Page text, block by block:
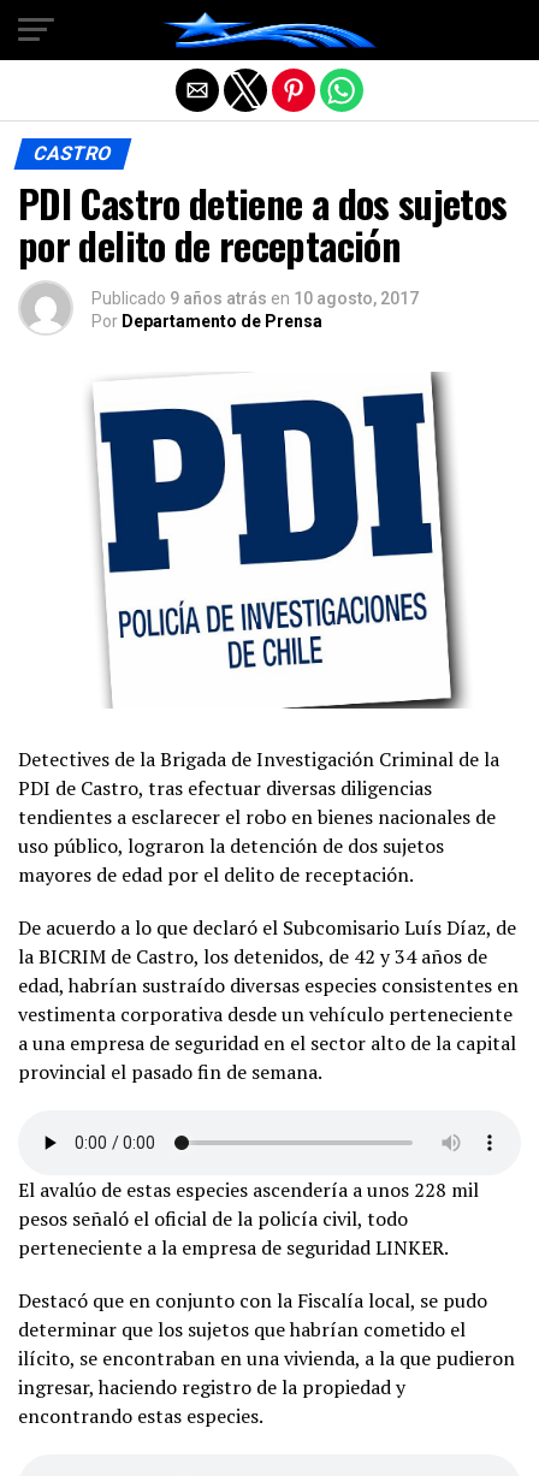
CASTRO
PDI Castro detiene a dos sujetos
por delito de receptación
Publicado 9 años atrás en 10 agosto, 2017
Por Departamento de Prensa
Detectives de la Brigada de Investigación Criminal de la
PDI de Castro, tras efectuar diversas diligencias
tendientes a esclarecer el robo en bienes nacionales de
uso público, lograron la detención de dos sujetos
mayores de edad por el delito de receptación.
De acuerdo a lo que declaró el Subcomisario Luís Díaz, de
la BICRIM de Castro, los detenidos, de 42 y 34 años de
edad, habrían sustraído diversas especies consistentes en
vestimenta corporativa desde un vehículo perteneciente
a una empresa de seguridad en el sector alto de la capital
provincial el pasado fin de semana.
El avalúo de estas especies ascendería a unos 228 mil
pesos señaló el oficial de la policía civil, todo
perteneciente a la empresa de seguridad LINKER.
Destacó que en conjunto con la Fiscalía local, se pudo
determinar que los sujetos que habrían cometido el
ilícito, se encontraban en una vivienda, a la que pudieron
ingresar, haciendo registro de la propiedad y
encontrando estas especies.
Salir de la versión móvil